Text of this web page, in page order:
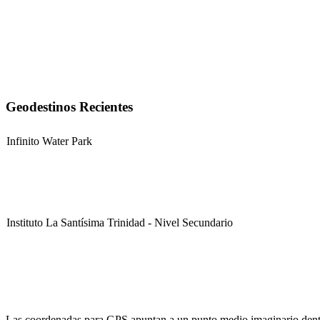
Geodestinos Recientes
Infinito Water Park
Instituto La Santísima Trinidad - Nivel Secundario